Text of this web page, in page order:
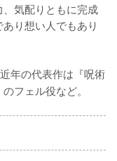
気配りともに完成
り想い人でもあり
年の代表作は『呪術
フェル役など。